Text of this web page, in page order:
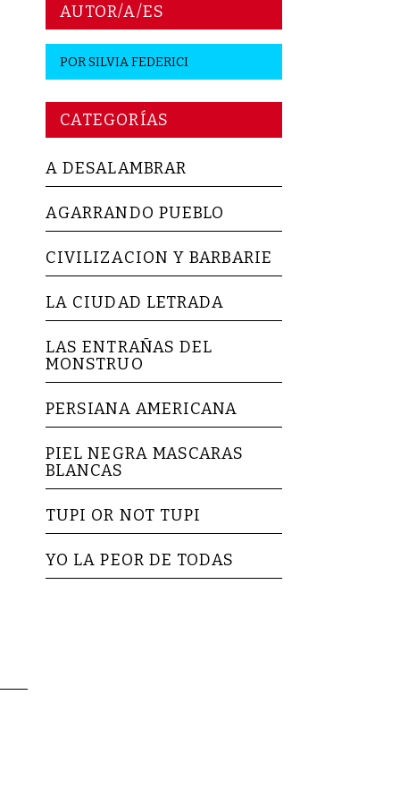
AUTOR/A/ES
PORSILVIA FEDERICI
CATEGORÍAS
A DESALAMBRAR
AGARRANDO PUEBLO
CIVILIZACION Y BARBARIE
LA CIUDAD LETRADA
LAS ENTRAÑAS DEL
MONSTRUO
PERSIANA AMERICANA
PIEL NEGRA MASCARAS
BLANCAS
TUPI OR NOT TUPI
YO LA PEOR DE TODAS